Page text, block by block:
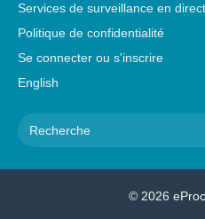
Services de surveillance en direct
Politique de confidentialité
Se connecter ou s'inscrire
English
© 2026